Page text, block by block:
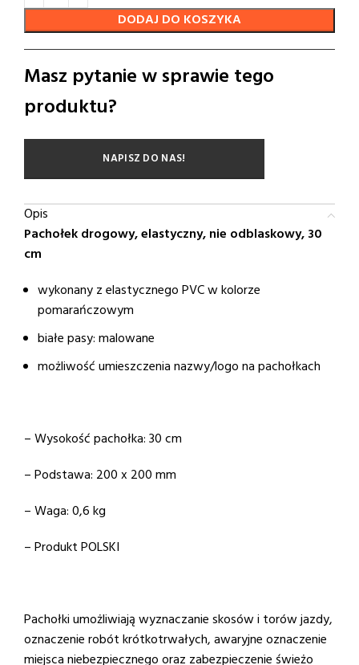
DODAJ DO KOSZYKA
Masz pytanie w sprawie tego
produktu?
NAPISZ DO NAS!
Opis
Pachołek drogowy, elastyczny, nie odblaskowy, 30
cm
wykonany z elastycznego PVC w kolorze
pomarańczowym
białe pasy: malowane
możliwość umieszczenia nazwy/logo na pachołkach
– Wysokość pachołka: 30 cm
– Podstawa: 200 x 200 mm
– Waga: 0,6 kg
– Produkt POLSKI
Pachołki umożliwiają wyznaczanie skosów i torów jazdy,
oznaczenie robót krótkotrwałych, awaryjne oznaczenie
miejsca niebezpiecznego oraz zabezpieczenie świeżo